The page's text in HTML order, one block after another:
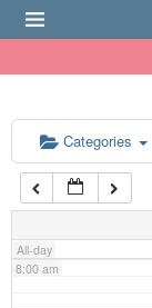
Categories
All-day
6:00 am
7:00 am
8:00 am